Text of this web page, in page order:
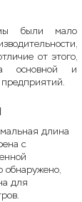
были мало
от этого,
основной и
длина
с
обнаружено,
для